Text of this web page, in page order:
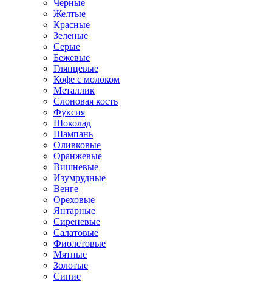
Черные
Желтые
Красные
Зеленые
Серые
Бежевые
Глянцевые
Кофе с молоком
Металлик
Слоновая кость
Фуксия
Шоколад
Шампань
Оливковые
Оранжевые
Вишневые
Изумрудные
Венге
Ореховые
Янтарные
Сиреневые
Салатовые
Фиолетовые
Мятные
Золотые
Синие